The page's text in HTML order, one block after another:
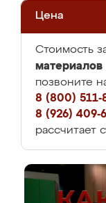
Цена
Стоимость
материалов
позвоните
8 (800) 511-
8 (926) 409-
рассчитает